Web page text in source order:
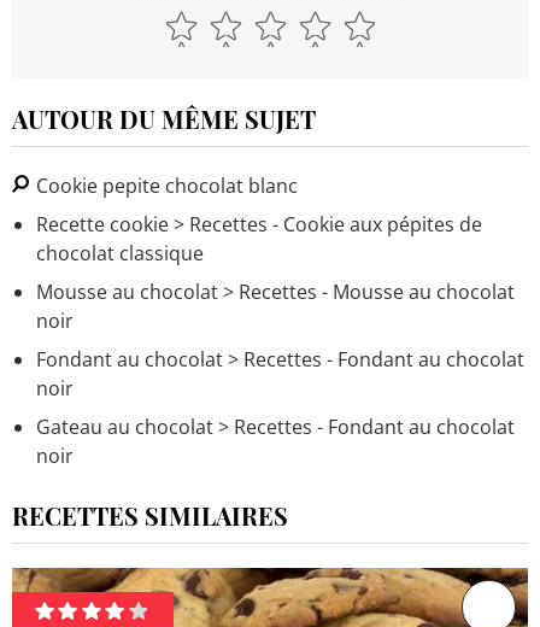
AUTOUR DU MÊME SUJET
Cookie pepite chocolat blanc
Recette cookie> Recettes - Cookie aux pépites de
chocolat classique
Mousse au chocolat> Recettes - Mousse au chocolat
noir
Fondant au chocolat> Recettes - Fondant au chocolat
noir
Gateau au chocolat> Recettes - Fondant au chocolat
noir
RECETTES SIMILAIRES